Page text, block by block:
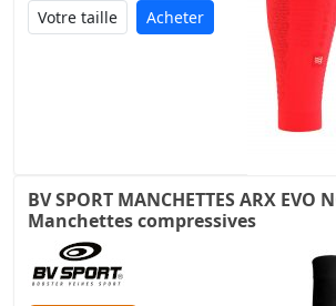
Acheter
BV SPORT MANCHETTES ARX EVO
Manchettes compressives